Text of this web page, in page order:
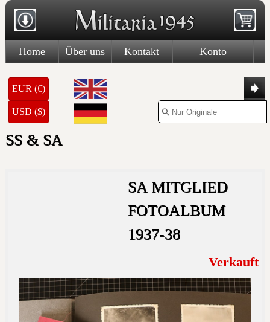
Home Über uns Kontakt Konto
EUR (€)
USD ($)
SS & SA
SA MITGLIED
FOTOALBUM
1937-38
Verkauft